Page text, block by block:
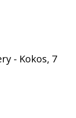
- Kokos, 7